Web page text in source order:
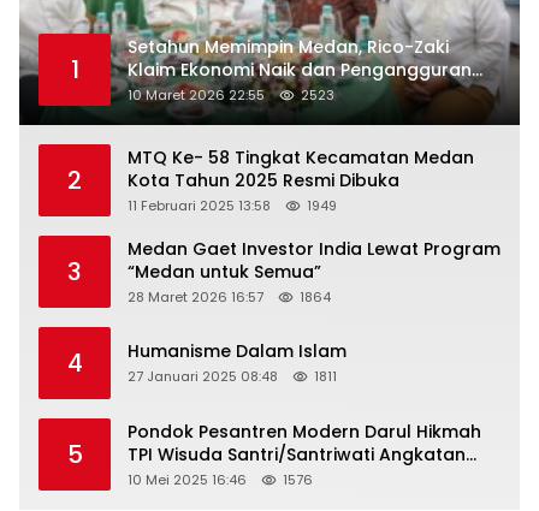
1
Setahun Memimpin Medan, Rico-Zaki
Klaim Ekonomi Naik dan Pengangguran
Turun
10 Maret 2026 22:55 2523
2
MTQ Ke- 58 Tingkat Kecamatan Medan
Kota Tahun 2025 Resmi Dibuka
11 Februari 2025 13:58 1949
3
Medan Gaet Investor India Lewat Program
“Medan untuk Semua”
28 Maret 2026 16:57 1864
4 Humanisme Dalam Islam
27 Januari 2025 08:48 1811
5
Pondok Pesantren Modern Darul Hikmah
TPI Wisuda Santri/Santriwati Angkatan
XXXIII
10 Mei 2025 16:46 1576